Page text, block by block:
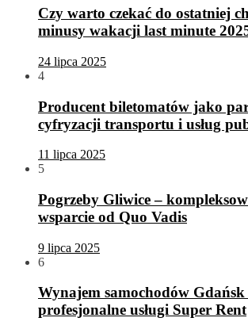
Czy warto czekać do ostatniej
minusy wakacji last minute
24 lipca 2025
4
Producent biletomatów jako
cyfryzacji transportu i usług
11 lipca 2025
5
Pogrzeby Gliwice –
wsparcie od Quo Vadis
9 lipca 2025
6
Wynajem samochodów
profesjonalne usługi Super Rent